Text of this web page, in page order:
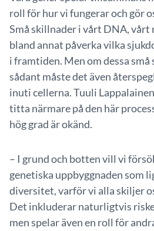
roll för hur vi fungerar och gör
Små skillnader i vårt DNA, vårt
bland annat påverka vilka
i framtiden. Men om dessa
sådant måste det även
inuti cellerna. Tuuli
titta närmare på den här
hög grad är okänd.
– I grund och botten vill vi
genetiska uppbyggnaden som
diversitet, varför vi alla skiljer
Det inkluderar naturligtvis
men spelar även en roll för